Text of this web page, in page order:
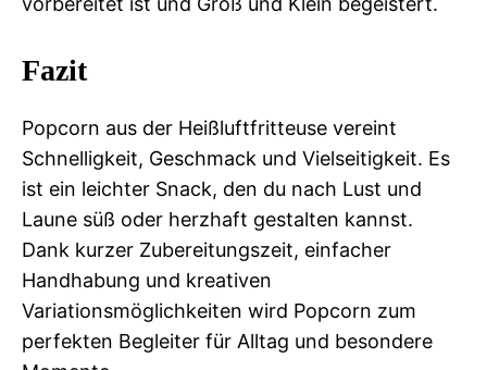
Fazit
Popcorn aus der Heißluftfritteuse vereint
Schnelligkeit, Geschmack und Vielseitigkeit. Es
ist ein leichter Snack, den du nach Lust und
Laune süß oder herzhaft gestalten kannst.
Dank kurzer Zubereitungszeit, einfacher
Handhabung und kreativen
Variationsmöglichkeiten wird Popcorn zum
perfekten Begleiter für Alltag und besondere